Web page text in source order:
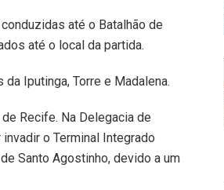
até o Batalhão de
até o local da partida.
Iputinga, Torre e Madalena.
Recife. Na Delegacia de
o Terminal Integrado
Santo Agostinho, devido a um